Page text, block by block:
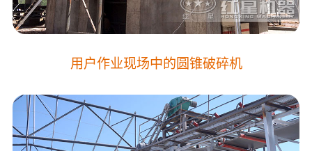
用户作业现场中的圆锥破碎机